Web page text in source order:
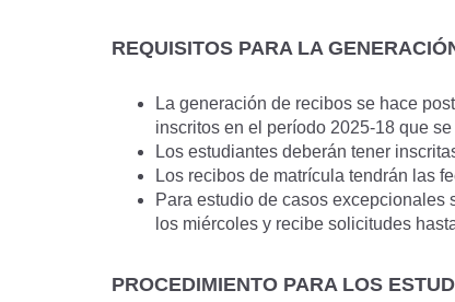
REQUISITOS PARA LA
La generación de recibos se hace
inscritos en el período 2025-18 que
Los estudiantes deberán tener
Los recibos de matrícula tendrán las
Para estudio de casos excepcionales
los miércoles y recibe solicitudes
PROCEDIMIENTO PARA LOS